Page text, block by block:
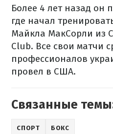
Более 4 лет назад он
где начал
Майкла МакСорли из
Club. Все свои матчи
профессионалов
провел в США.
Связанные
СПОРТ БОКС